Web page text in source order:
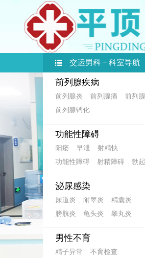
前列腺疾病
前列腺炎 前列腺痛
前列
前列腺钙化
功能性障碍
阳痿 早泄
射精快
功能性障碍
射精障碍 勃
泌尿感染
尿道炎 附睾炎
精囊炎
膀胱炎
龟头炎 睾丸炎
男性不育
精子异常 不育检查
交运男科－科室导航